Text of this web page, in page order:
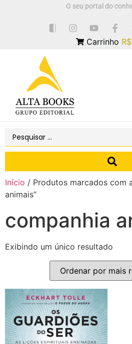
O seu portal do
Carrinho
Início / Produtos marcados com
animais”
companhia
Exibindo um único resultado